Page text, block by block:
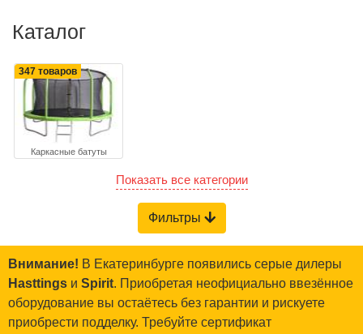
Каталог
347 товаров
Каркасные батуты
Показать все категории
Фильтры
Внимание! В Екатеринбурге появились серые дилеры
Hasttings и Spirit. Приобретая неофициально ввезённое
оборудование вы остаётесь без гарантии и рискуете
приобрести подделку. Требуйте сертификат